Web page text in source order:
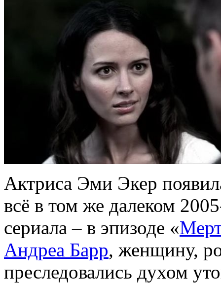
Актриса Эми Экер
всё в том же далеком
сериала – в эпизоде «
Андреа Барр, женщину,
преследовались духом